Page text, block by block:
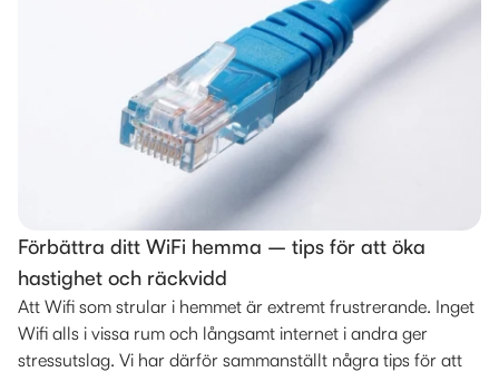
Förbättra ditt WiFi hemma – tips för att öka
hastighet och räckvidd
Att Wifi som strular i hemmet är extremt frustrerande. Inget
Wifi alls i vissa rum och långsamt internet i andra ger
stressutslag. Vi har därför sammanställt några tips för att